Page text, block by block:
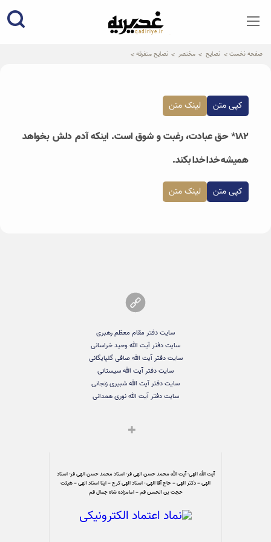
qadiriye.ir
نشریه ی غدیریه-بیانات استاد
صفحه نخست نصایح مختصر نصایح متفرقه
کپی متن لینک متن
۱۸۲* حق عبادت، رغبت و شوق است. اینکه آدم دلش بخواهد
همیشه خدا خدا بکند.
کپی متن لینک متن
سایت دفتر مقام معظم رهبری
سایت دفتر آیت الله وحید خراسانی
سایت دفتر آیت الله صافی گلپایگانی
سایت دفتر آیت الله سیستانی
سایت دفتر آیت الله شبیری زنجانی
سایت دفتر آیت الله نوری همدانی
آیت الله الهی- آیت الله محمد حسن الهی فر- استاد محمد حسن الهی فر- استاد
الهی – دکتر الهی – حاج آقا الهی - استاد الهی کرج – ایتا استاد الهی – هیئت
حجت بن الحسن قم – امامزاده شاه جمال قم